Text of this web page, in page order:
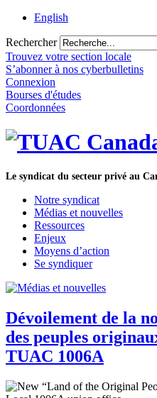
English
Rechercher
Trouvez votre section locale
S’abonner à nos cyberbulletins
Connexion
Bourses d'études
Coordonnées
Le syndicat du secteur privé au
Notre syndicat
Médias et nouvelles
Ressources
Enjeux
Moyens d’action
Se syndiquer
Dévoilement de la
des peuples
TUAC 1006A